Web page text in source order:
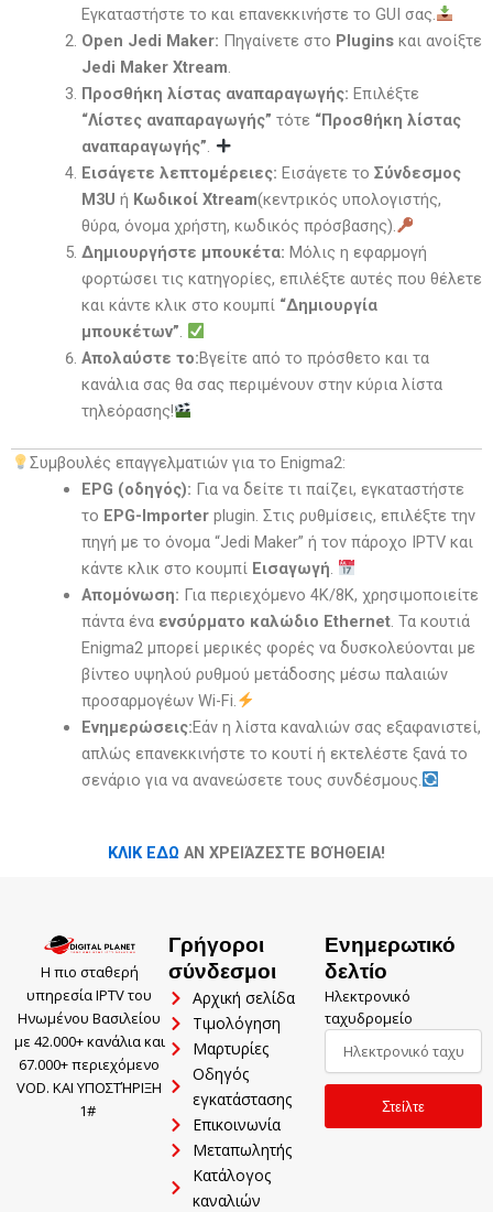
Εγκαταστήστε το και επανεκκινήστε το GUI σας.
Open Jedi Maker: Πηγαίνετε στο Pluginsκαι ανοίξτε
Jedi Maker Xtream.
Προσθήκη λίστας αναπαραγωγής: Επιλέξτε
“Λίστες αναπαραγωγής” τότε “Προσθήκη λίστας
αναπαραγωγής”.
Εισάγετε λεπτομέρειες: Εισάγετε το Σύνδεσμος
M3U ή Κωδικοί Xtream(κεντρικός υπολογιστής,
θύρα, όνομα χρήστη, κωδικός πρόσβασης).
Δημιουργήστε μπουκέτα: Μόλις η εφαρμογή
φορτώσει τις κατηγορίες, επιλέξτε αυτές που θέλετε
και κάντε κλικ στο κουμπί “Δημιουργία
μπουκέτων”.
Απολαύστε το:Βγείτε από το πρόσθετο και τα
κανάλια σας θα σας περιμένουν στην κύρια λίστα
τηλεόρασης!
Συμβουλές επαγγελματιών για το Enigma2:
EPG (οδηγός): Για να δείτε τι παίζει, εγκαταστήστε
το EPG-Importerplugin. Στις ρυθμίσεις, επιλέξτε την
πηγή με το όνομα “Jedi Maker” ή τον πάροχο IPTV και
κάντε κλικ στο κουμπί Εισαγωγή.
Απομόνωση: Για περιεχόμενο 4K/8K, χρησιμοποιείτε
πάντα ένα ενσύρματο καλώδιο Ethernet. Τα κουτιά
Enigma2 μπορεί μερικές φορές να δυσκολεύονται με
βίντεο υψηλού ρυθμού μετάδοσης μέσω παλαιών
προσαρμογέων Wi-Fi.
Ενημερώσεις:Εάν η λίστα καναλιών σας εξαφανιστεί,
απλώς επανεκκινήστε το κουτί ή εκτελέστε ξανά το
σενάριο για να ανανεώσετε τους συνδέσμους.
ΚΛΙΚ ΕΔΩ ΑΝ ΧΡΕΙΆΖΕΣΤΕ ΒΟΉΘΕΙΑ!
Η πιο σταθερή
υπηρεσία IPTV του
Ηνωμένου Βασιλείου
με 42.000+ κανάλια και
67.000+ περιεχόμενο
VOD. ΚΑΙ ΥΠΟΣΤΉΡΙΞΗ
1#
Γρήγοροι
σύνδεσμοι
Αρχική σελίδα
Τιμολόγηση
Μαρτυρίες
Οδηγός
εγκατάστασης
Επικοινωνία
Μεταπωλητής
Κατάλογος
καναλιών
Ενημερωτικό
δελτίο
Ηλεκτρονικό
ταχυδρομείο
Στείλτε
Deutsch
Türkçe
Italiano
العربية
Português
Polski